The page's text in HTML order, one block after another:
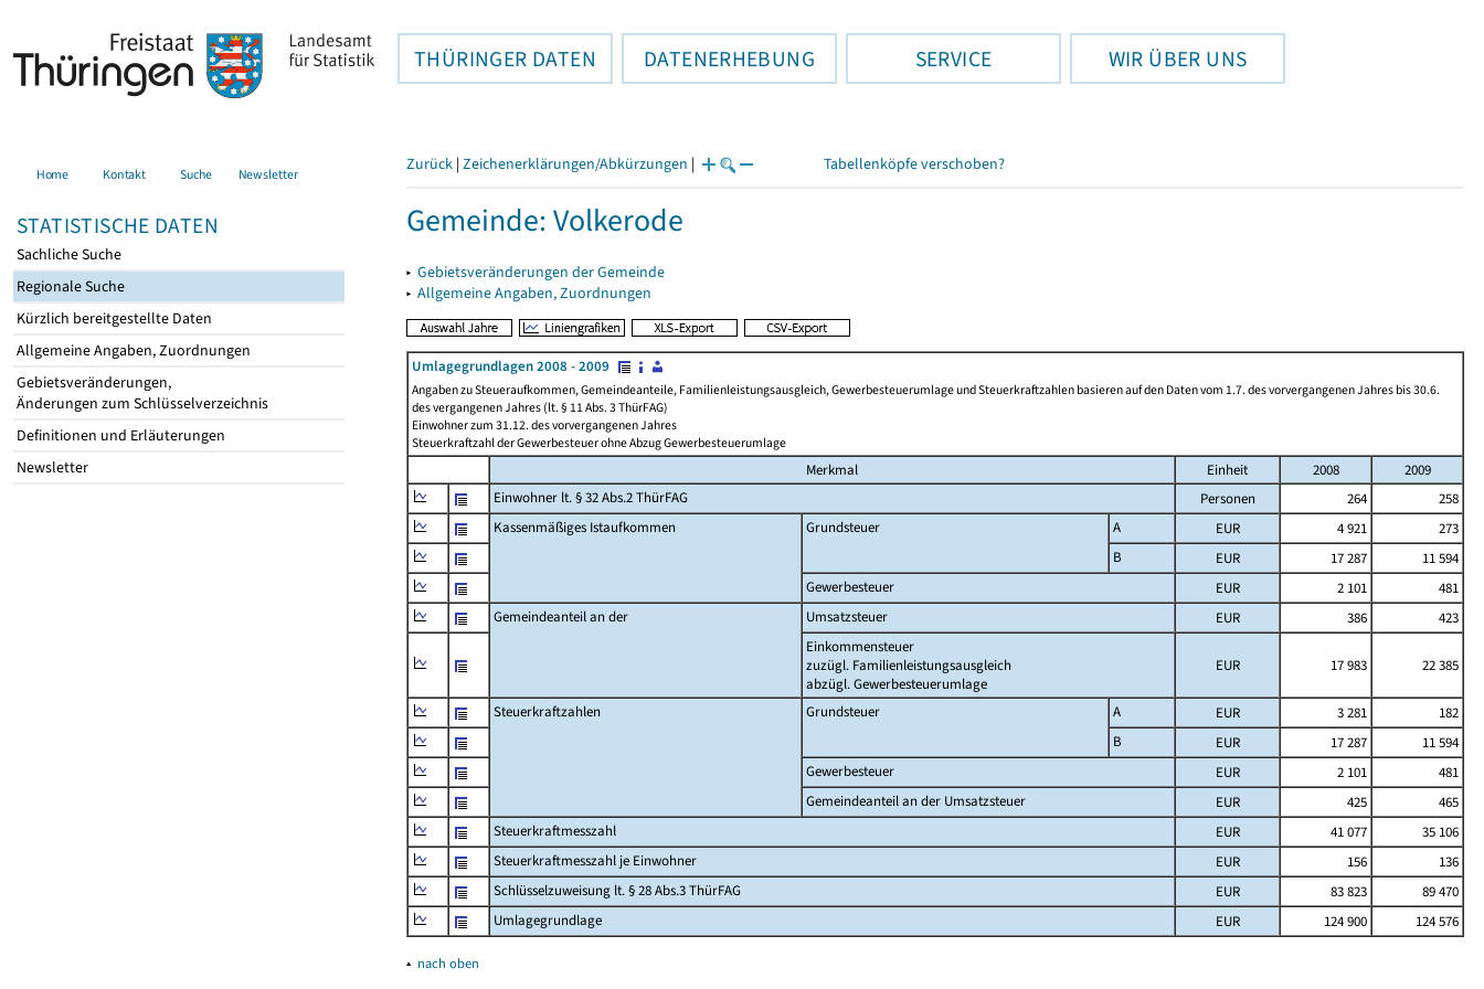
THÜRINGER DATEN DATENERHEBUNG SERVICE WIR ÜBER UNS
Home Kontakt Suche Newsletter
STATISTISCHE DATEN
Sachliche Suche
Regionale Suche
Kürzlich bereitgestellte Daten
Allgemeine Angaben, Zuordnungen
Gebietsveränderungen,
Änderungen zum Schlüsselverzeichnis
Definitionen und Erläuterungen
Newsletter
Zurück | Zeichenerklärungen/Abkürzungen | Tabellenköpfe verschoben?
Gemeinde: Volkerode
▸ Gebietsveränderungen der Gemeinde
▸ Allgemeine Angaben, Zuordnungen
Umlagegrundlagen 2008 - 2009
Angaben zu Steueraufkommen, Gemeindeanteile, Familienleistungsausgleich, Gewerbesteuerumlage und Steuerkraftzahlen basieren auf den Daten vom 1.7. des vorvergangenen Jahres bis 30.6.
des vergangenen Jahres (lt. § 11 Abs. 3 ThürFAG)
Einwohner zum 31.12. des vorvergangenen Jahres
Steuerkraftzahl der Gewerbesteuer ohne Abzug Gewerbesteuerumlage
Merkmal Einheit 2008
2009
Einwohner lt. § 32 Abs.2 ThürFAG
Personen 264
258
Kassenmäßiges Istaufkommen
Grundsteuer A EUR 4 921
273
B
EUR 17 287
11 594
Gewerbesteuer
EUR 2 101
481
Gemeindeanteil an der
Umsatzsteuer EUR 386
423
Einkommensteuer
zuzügl. Familienleistungsausgleich
abzügl. Gewerbesteuerumlage
EUR 17 983 22 385
Steuerkraftzahlen Grundsteuer A EUR 3 281
182
B
EUR 17 287
11 594
Gewerbesteuer
EUR 2 101
481
Gemeindeanteil an der Umsatzsteuer
EUR 425
465
Steuerkraftmesszahl
EUR 41 077
35 106
Steuerkraftmesszahl je Einwohner
EUR 156
136
Schlüsselzuweisung lt. § 28 Abs.3 ThürFAG
EUR 83 823
89 470
Umlagegrundlage
EUR 124 900 124 576
▴ nach oben